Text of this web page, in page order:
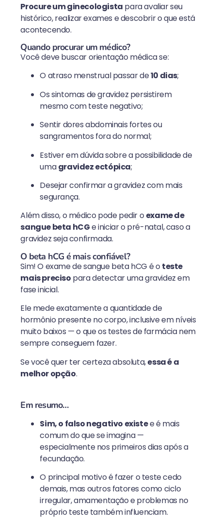
Procure um ginecologista para avaliar seu
histórico, realizar exames e descobrir o que está
acontecendo.
Quando procurar um médico?
Você deve buscar orientação médica se:
O atraso menstrual passar de10 dias;
Os sintomas de gravidez persistirem
mesmo com teste negativo;
Sentir dores abdominais fortes ou
sangramentos fora do normal;
Estiver em dúvida sobre a possibilidade de
umagravidez ectópica;
Desejar confirmar a gravidez com mais
segurança.
Além disso, o médico pode pedir o exame de
sangue beta hCGe iniciar o pré-natal, caso a
gravidez seja confirmada.
O beta hCG é mais confiável?
Sim! O exame de sangue beta hCG é o teste
mais preciso para detectar uma gravidez em
fase inicial.
Ele mede exatamente a quantidade de
hormônio presente no corpo, inclusive em níveis
muito baixos — o que os testes de farmácia nem
sempre conseguem fazer.
Se você quer ter certeza absoluta,essa é a
melhor opção.
Em resumo…
Sim, o falso negativo existee é mais
comum do que se imagina —
especialmente nos primeiros dias após a
fecundação.
O principal motivo é fazer o teste cedo
demais, mas outros fatores como ciclo
irregular, amamentação e problemas no
próprio teste também influenciam.